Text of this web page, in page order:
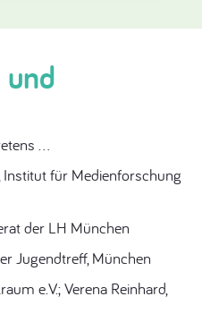
…
Institut für Medienforschung
der LH München
Jugendtreff, München
e.V.; Verena Reinhard,